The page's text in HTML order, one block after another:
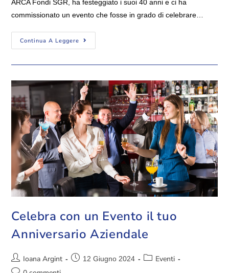
ARCA Fondi SGR, ha festeggiato i suoi 40 anni e ci ha
commissionato un evento che fosse in grado di celebrare…
Continua A Leggere
Celebra con un Evento il tuo
Anniversario Aziendale
Ioana Argint 12 Giugno 2024
Eventi